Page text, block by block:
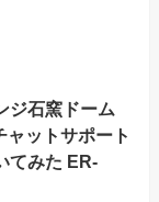
ジ石窯ドーム
ャットサポート
てみた ER-